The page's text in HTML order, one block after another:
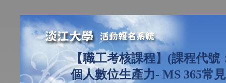
【職工考核課程】(課程代號
個人數位生產力- MS 365常